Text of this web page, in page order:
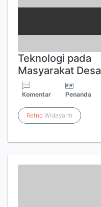
Teknologi pada
Masyarakat Desa
Komentar Penanda
Retno Widayanti